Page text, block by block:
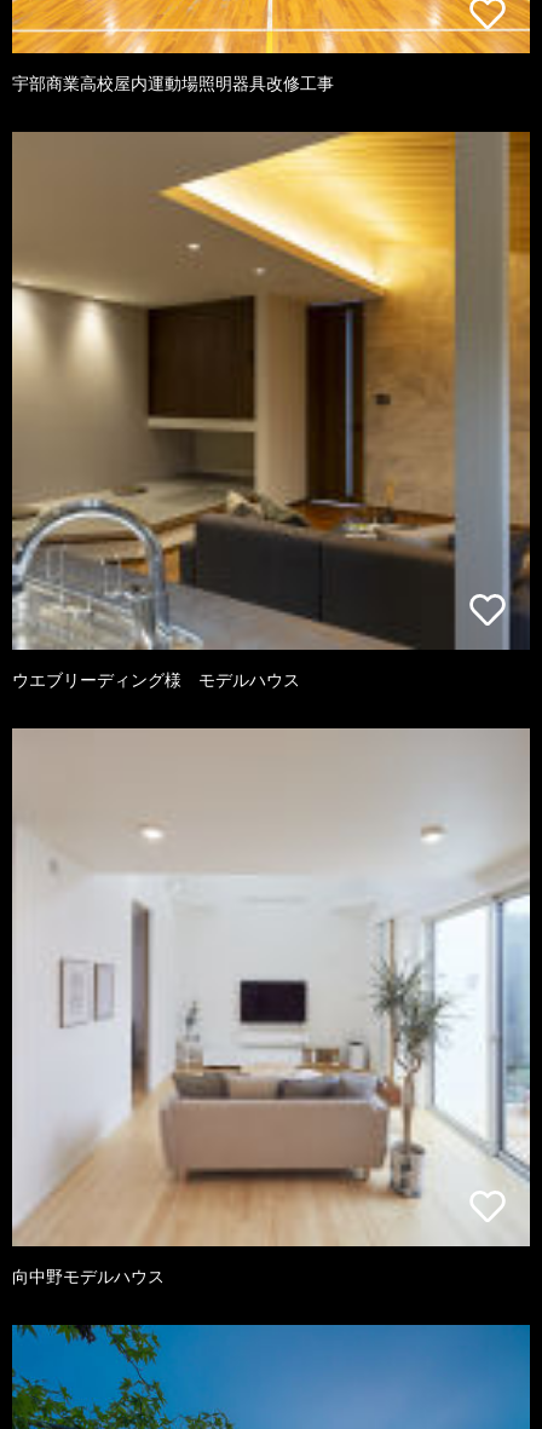
宇部商業高校屋内運動場照明器具改修工事
ウエブリーディング様 モデルハウス
向中野モデルハウス